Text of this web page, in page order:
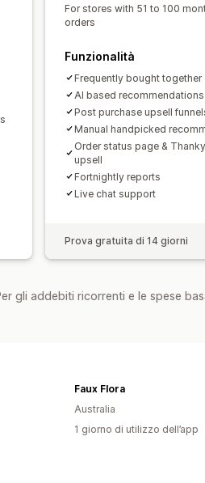
For stores with 51 to 100
orders
Funzionalità
Frequently bought together
AI based recommendations
Post purchase upsell
Manual handpicked
Order status page &
upsell
Fortnightly reports
Live chat support
Prova gratuita di 14 giorni
gli addebiti ricorrenti e le spese
Faux Flora
Australia
1 giorno di utilizzo dell’app